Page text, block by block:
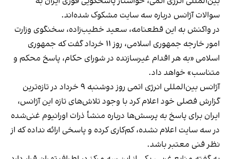
سوالات آژانس درباره سه سایت مشکوک شده‌اند.
در واکنش به این قطعنامه، سعید خطیب‌زاده، سخنگوی وزارت
امور خارجه جمهوری اسلامی، روز ۱۱ خرداد گفت که جمهوری
اسلامی «به هر اقدام غیر‌سازنده در شورای حکام، پاسخ محکم و
متناسب» خواهد داد.
آژانس بین‌المللی انرژی اتمی روز دوشنبه ۹ خرداد در تازه‌ترین
گزارش فصلی خود اعلام کرد با وجود تلاش‌های تازه این آژانس،
ایران برای پاسخ به پرسش‌ها درباره منشأ ذرات اورانیوم غنی‌شده
در سه سایت اعلام نشده، کم‌کاری کرده و پاسخی ارائه نداده که از
نظر فنی معتبر باشد.